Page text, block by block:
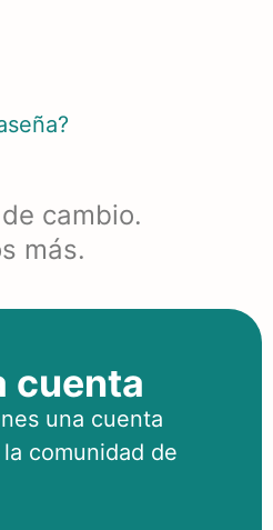
cambio.
más.
cuenta
una cuenta
comunidad de